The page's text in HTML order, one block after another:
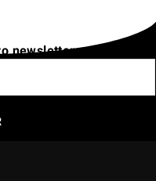
newsletter